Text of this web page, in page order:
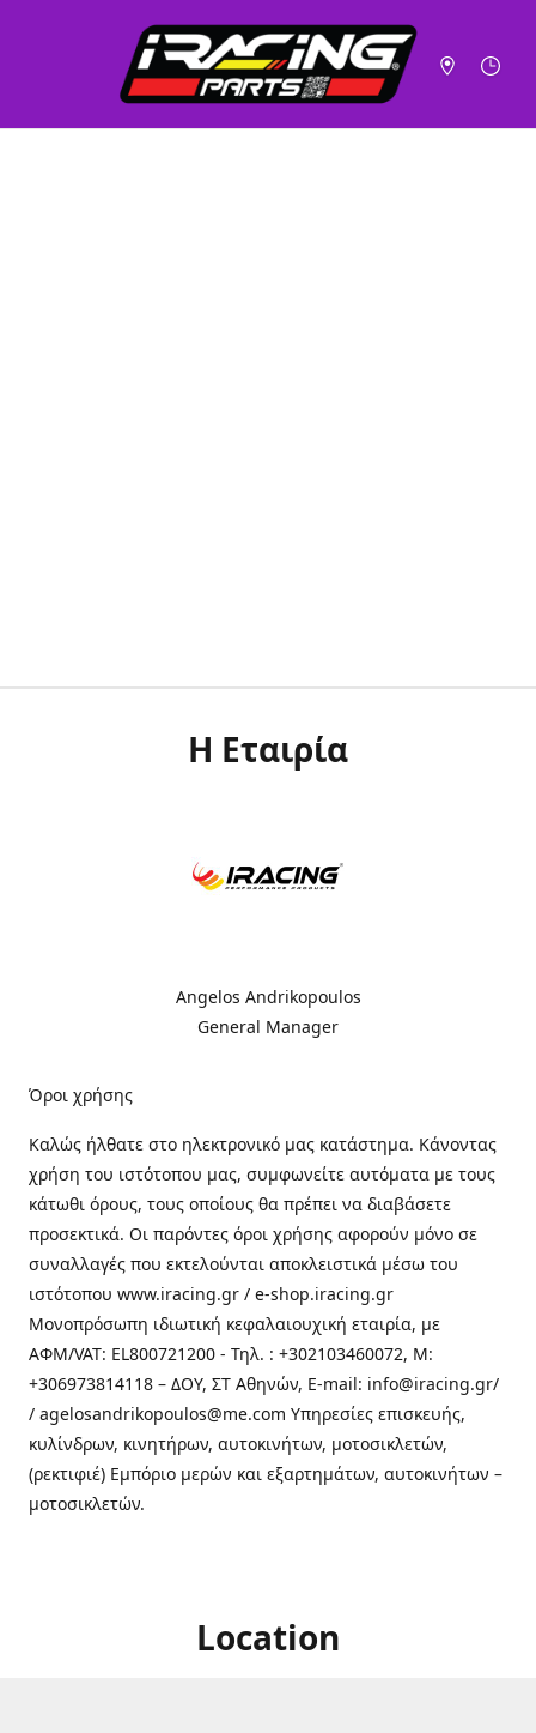
Η Εταιρία
Angelos Andrikopoulos
General Manager
Όροι χρήσης
Καλώς ήλθατε στo ηλεκτρονικό μας κατάστημα. Κάνοντας
χρήση του ιστότοπου μας, συμφωνείτε αυτόματα με τους
κάτωθι όρους, τους οποίους θα πρέπει να διαβάσετε
προσεκτικά. Οι παρόντες όροι χρήσης αφορούν μόνο σε
συναλλαγές που εκτελούνται αποκλειστικά μέσω του
ιστότοπου www.iracing.gr / e-shop.iracing.gr
Μονοπρόσωπη ιδιωτική κεφαλαιουχική εταιρία, με
ΑΦΜ/VAT: EL800721200 - Τηλ. : +302103460072, M:
+306973814118 – ΔΟΥ, ΣΤ Αθηνών, E-mail: info@iracing.gr/
/ agelosandrikopoulos@me.com Υπηρεσίες επισκευής,
κυλίνδρων, κινητήρων, αυτοκινήτων, μοτοσικλετών,
(ρεκτιφιέ) Εμπόριο μερών και εξαρτημάτων, αυτοκινήτων –
μοτοσικλετών.
Location